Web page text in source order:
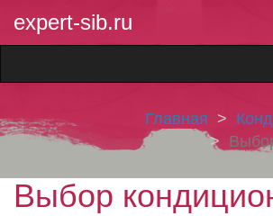
expert-sib.ru
Главная
Выбор